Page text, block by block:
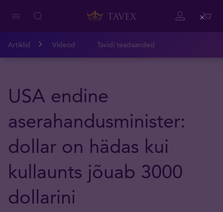
Artiklid Videod Tavidi teadaanded
USA endine
aserahandusminister:
dollar on hädas kui
kullaunts jõuab 3000
dollarini
Close